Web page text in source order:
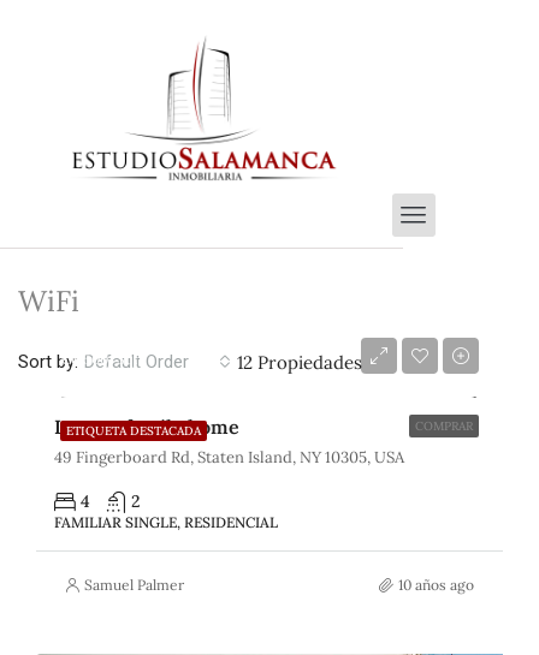
WiFi
12 Propiedades
Sort by: Default Order
ETIQUETA DESTACADA COMPRAR
€6,500/Sqft
Luxury family home
49 Fingerboard Rd, Staten Island, NY 10305, USA
4 2
FAMILIAR SINGLE, RESIDENCIAL
Samuel Palmer 10 años ago